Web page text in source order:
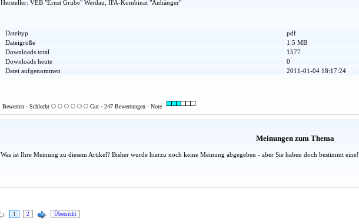
Hersteller: VEB "Ernst Grube" Werdau, IFA-Kombinat "Anhänger"
Dateityp
pdf
Dateigröße
1.5 MB
Downloads total
1577
Downloads heute
0
Datei aufgenommen
2011-01-04 18:17:24
Bewerten - Schlecht Gut · 247 Bewertungen · Note
Meinungen zum Thema
Was ist Ihre Meinung zu diesem Artikel? Bisher wurde hierzu noch keine Meinung abgegeben - aber Sie haben doch bestimmt eine!
1 2 Übersicht